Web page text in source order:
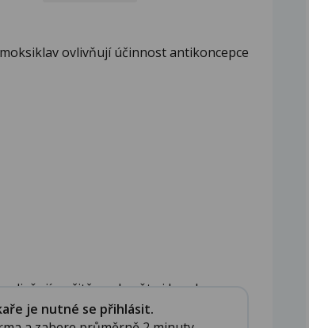
ovlivňují účinnost antikoncepce
určitě se chraňte i kondomem....
je nutné se přihlásit.